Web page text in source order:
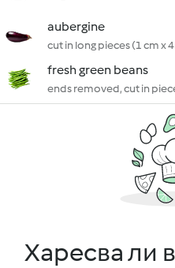
aubergine
cut in long pieces (1 cm x
fresh green beans
ends removed, cut in
Харесва ли